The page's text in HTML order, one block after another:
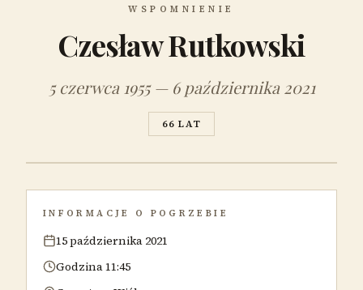
WSPOMNIENIE
Czesław Rutkowski
5 czerwca 1955 — 6 października 2021
66 LAT
INFORMACJE O POGRZEBIE
15 października 2021
Godzina 11:45